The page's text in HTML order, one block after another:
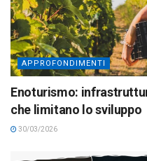
APPROFONDIMENTI
Enoturismo:
che limitano lo sviluppo
30/03/2026